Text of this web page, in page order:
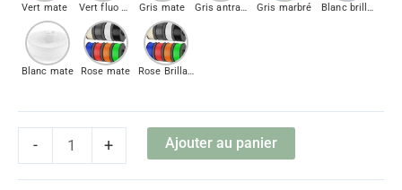
Vert mate Vert fluo mateGris mate Gris antracite mateGris marbré Blanc brillant
Blanc mate Rose mate Rose Brillant
- + Ajouter au panier